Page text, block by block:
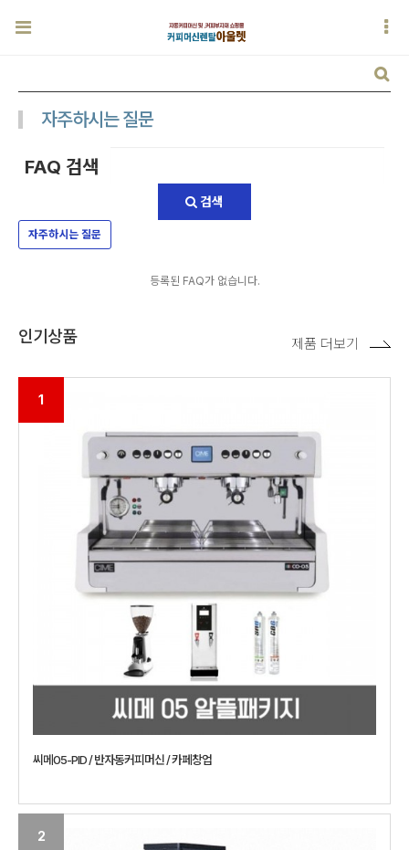
자주하시는 질문
FAQ 검색
검색
자주하시는 질문
등록된 FAQ가 없습니다.
인기상품
1
씨메05-PID / 반자동커피머신 / 카페창업
2
제품 더보기